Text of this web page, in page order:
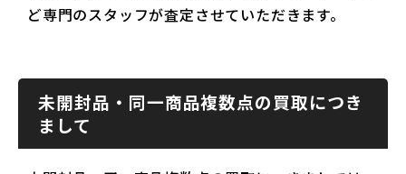
ど専門のスタッフが査定させていただきます。
未開封品・同一商品複数点の買取につき
まして